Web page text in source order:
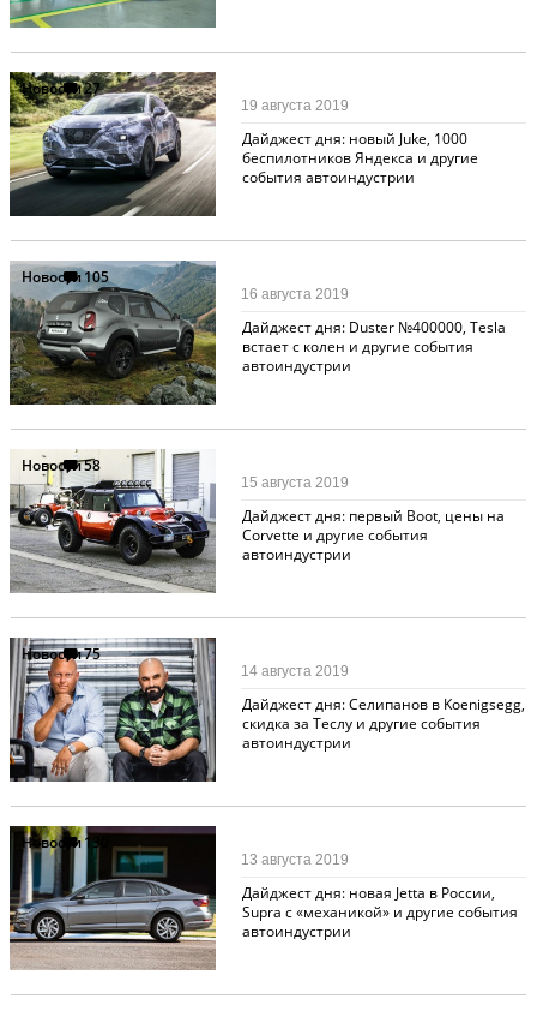
Новости27
Дайджест дня: новый Juke, 1000
беспилотников Яндекса и другие
события автоиндустрии
19 августа 2019
Новости105
Дайджест дня: Duster №400000, Tesla
встает с колен и другие события
автоиндустрии
16 августа 2019
Новости58
Дайджест дня: первый Boot, цены на
Corvette и другие события
автоиндустрии
15 августа 2019
Новости75
Дайджест дня: Селипанов в Koenigsegg,
скидка за Теслу и другие события
автоиндустрии
14 августа 2019
Новости130
Дайджест дня: новая Jetta в России,
Supra с «механикой» и другие события
автоиндустрии
13 августа 2019